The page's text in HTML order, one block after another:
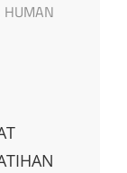
HUMAN